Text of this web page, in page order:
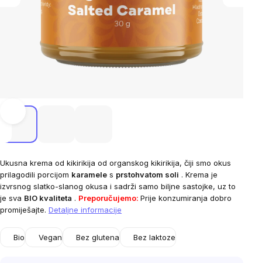
Ukusna krema od kikirikija od organskog kikirikija, čiji smo okus
prilagodili porcijom karamele s prstohvatom soli . Krema je
izvrsnog slatko-slanog okusa i sadrži samo biljne sastojke, uz to
je sva BIO kvaliteta . Preporučujemo: Prije konzumiranja dobro
promiješajte. Detaljne informacije
Bio Vegan Bez glutena Bez laktoze